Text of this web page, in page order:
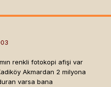
renkli fotokopi afişi var
Akmardan 2 milyona
varsa bana